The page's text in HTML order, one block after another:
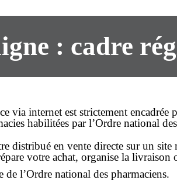
: cadre
via internet est strictement
habilitées par l’Ordre national
distribué en vente directe sur un site
votre achat, organise la livraison
de l’Ordre national des pharmaciens.